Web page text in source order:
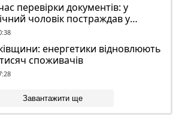
перевірки документів: у
чоловік постраждав у
енергетики відновлюють
споживачів
Завантажити ще